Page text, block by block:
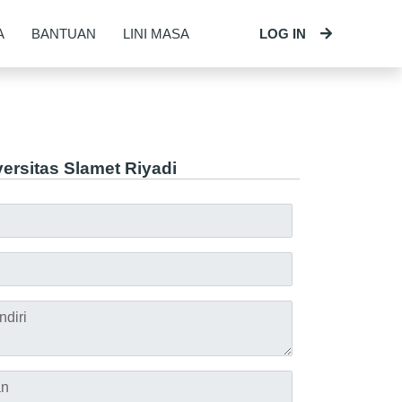
BANTUAN LINI MASA LOG IN
Slamet Riyadi